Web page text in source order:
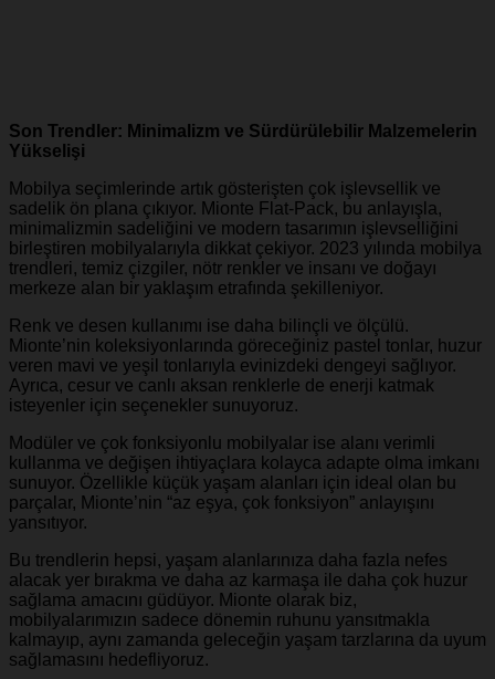
Son Trendler: Minimalizm ve Sürdürülebilir Malzemelerin
Yükselişi
Mobilya seçimlerinde artık gösterişten çok işlevsellik ve
sadelik ön plana çıkıyor. Mionte Flat-Pack, bu anlayışla,
minimalizmin sadeliğini ve modern tasarımın işlevselliğini
birleştiren mobilyalarıyla dikkat çekiyor. 2023 yılında mobilya
trendleri, temiz çizgiler, nötr renkler ve insanı ve doğayı
merkeze alan bir yaklaşım etrafında şekilleniyor.
Renk ve desen kullanımı ise daha bilinçli ve ölçülü.
Mionte’nin koleksiyonlarında göreceğiniz pastel tonlar, huzur
veren mavi ve yeşil tonlarıyla evinizdeki dengeyi sağlıyor.
Ayrıca, cesur ve canlı aksan renklerle de enerji katmak
isteyenler için seçenekler sunuyoruz.
Modüler ve çok fonksiyonlu mobilyalar ise alanı verimli
kullanma ve değişen ihtiyaçlara kolayca adapte olma imkanı
sunuyor. Özellikle küçük yaşam alanları için ideal olan bu
parçalar, Mionte’nin “az eşya, çok fonksiyon” anlayışını
yansıtıyor.
Bu trendlerin hepsi, yaşam alanlarınıza daha fazla nefes
alacak yer bırakma ve daha az karmaşa ile daha çok huzur
sağlama amacını güdüyor. Mionte olarak biz,
mobilyalarımızın sadece dönemin ruhunu yansıtmakla
kalmayıp, aynı zamanda geleceğin yaşam tarzlarına da uyum
sağlamasını hedefliyoruz.